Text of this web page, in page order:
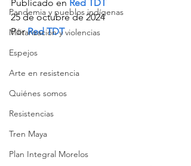
Pandemia y pueblos indígenas
Militarización y violencias
Espejos
Arte en resistencia
Quiénes somos
Resistencias
Tren Maya
Plan Integral Morelos
Publicado en Red TDT
25 de octubre de 2024
Por Red TDT